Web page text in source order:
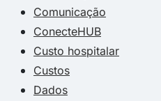
Comunicação
ConecteHUB
Custo hospitalar
Custos
Dados